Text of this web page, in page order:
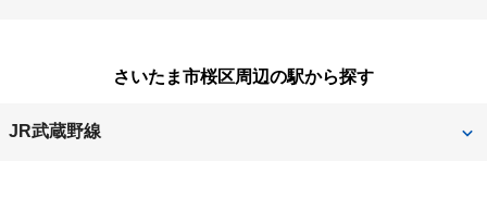
加須市
川口市
さいたま市中央区 さいたま市西区
さいたま市緑区
比企郡小川町
比企郡川島町
和光市
さいたま市桜区周辺の駅から探す
JR武蔵野線